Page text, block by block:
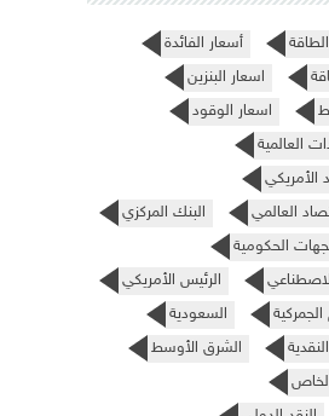
أسعار الفائدة
اسعار البنزين
اسعار الوقود
العالمية
الأمريكي
العالمي
البنك المركزي
الحكومية
الرئيس الأمريكي
السعودية
الشرق الأوسط